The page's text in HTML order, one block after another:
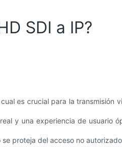
SDI a IP?
es crucial para la transmisión
y una experiencia de usuario
proteja del acceso no